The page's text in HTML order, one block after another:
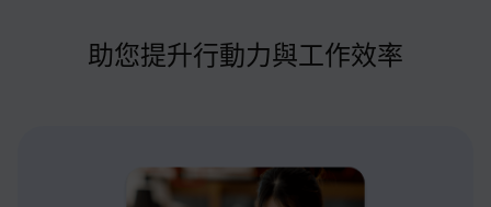
助您提升行動力與工作效率